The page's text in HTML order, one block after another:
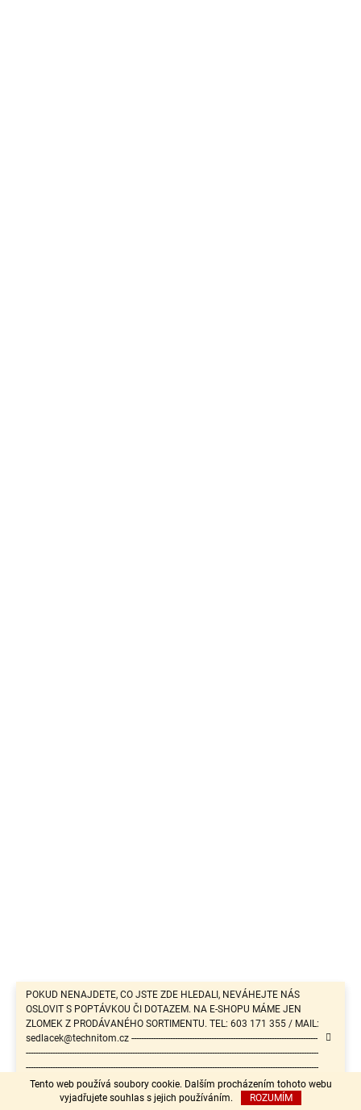
Tento web používá soubory cookie. Dalším procházením tohoto webu
vyjadřujete souhlas s jejich používáním.
ROZUMÍM
POKUD NENAJDETE, CO JSTE ZDE HLEDALI, NEVÁHEJTE NÁS
OSLOVIT S POPTÁVKOU ČI DOTAZEM. NA E-SHOPU MÁME JEN
ZLOMEK Z PRODÁVANÉHO SORTIMENTU. TEL: 603 171 355 / MAIL:
sedlacek@technitom.cz -----------------------------------------------------------------------------
-------------------------------------------------------------------------------------------------------------------------
-------------------------------------------------------------------------------------------------------------------------
-------------------------------------------------------